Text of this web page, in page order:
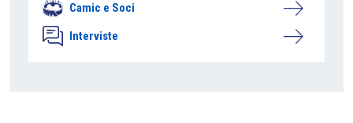
Camic e Soci
Interviste